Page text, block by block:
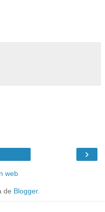
›
web
de Blogger.